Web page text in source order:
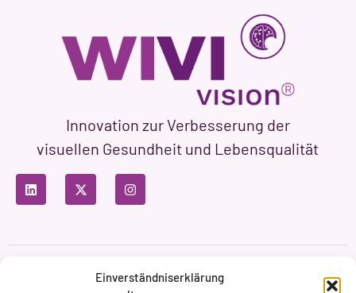
Einverständniserklärung
Innovation zur Verbesserung der
visuellen Gesundheit und Lebensqualität
Datenschutzbestimmungen
Nutzungsbedingungen